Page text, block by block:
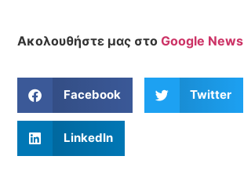
Ακολουθήστε μας στοGoogle News
Facebook Twitter
LinkedIn